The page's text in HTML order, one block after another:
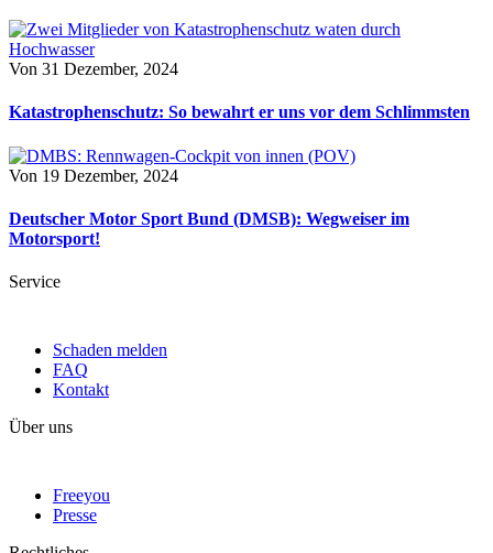
Von 31 Dezember, 2024
Katastrophenschutz: So bewahrt er uns vor dem Schlimmsten
Von 19 Dezember, 2024
Deutscher Motor Sport Bund (DMSB): Wegweiser im
Motorsport!
Service
Schaden melden
FAQ
Kontakt
Über uns
Freeyou
Presse